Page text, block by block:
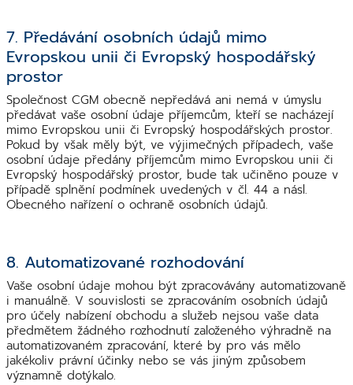
7. Předávání osobních údajů mimo
Evropskou unii či Evropský hospodářský
prostor
Společnost CGM obecně nepředává ani nemá v úmyslu
předávat vaše osobní údaje příjemcům, kteří se nacházejí
mimo Evropskou unii či Evropský hospodářských prostor.
Pokud by však měly být, ve výjimečných případech, vaše
osobní údaje předány příjemcům mimo Evropskou unii či
Evropský hospodářský prostor, bude tak učiněno pouze v
případě splnění podmínek uvedených v čl. 44 a násl.
Obecného nařízení o ochraně osobních údajů.
8. Automatizované rozhodování
Vaše osobní údaje mohou být zpracovávány automatizovaně
i manuálně. V souvislosti se zpracováním osobních údajů
pro účely nabízení obchodu a služeb nejsou vaše data
předmětem žádného rozhodnutí založeného výhradně na
automatizovaném zpracování, které by pro vás mělo
jakékoliv právní účinky nebo se vás jiným způsobem
významně dotýkalo.